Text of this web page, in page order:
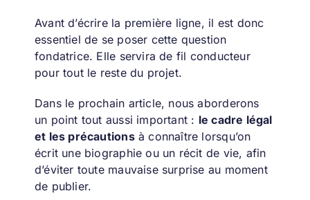
Avant d’écrire la première ligne, il est donc
essentiel de se poser cette question
fondatrice. Elle servira de fil conducteur
pour tout le reste du projet.
Dans le prochain article, nous aborderons
un point tout aussi important : le cadre légal
et les précautionsà connaître lorsqu’on
écrit une biographie ou un récit de vie, afin
d’éviter toute mauvaise surprise au moment
de publier.